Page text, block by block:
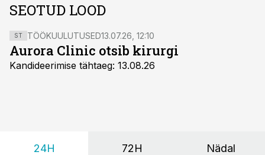
SEOTUD LOOD
ST TÖÖKUULUTUSED13.07.26, 12:10
Aurora Clinic otsib kirurgi
Kandideerimise tähtaeg: 13.08.26
24H 72H Nädal